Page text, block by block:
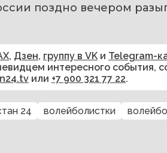
поздно вечером
, Дзен, группу в VK и Telegram-
интересного события,
или +7 900 321 77 22.
24 волейболистки